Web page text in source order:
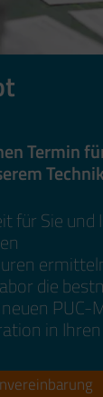
Termin
für Sie und
die
PUC-
in